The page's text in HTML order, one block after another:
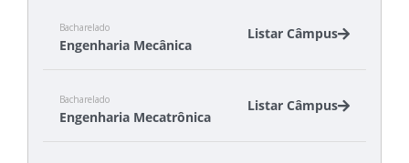
Bacharelado
Engenharia Mecânica
Listar Câmpus
Câmpus Joinville
Câmpus Xanxerê
Bacharelado
Engenharia Mecatrônica
Listar Câmpus